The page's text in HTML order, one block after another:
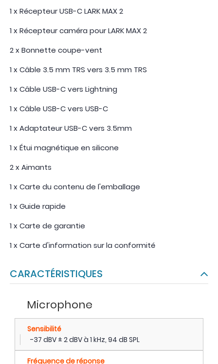
1 x Récepteur USB-C LARK MAX 2
1 x Récepteur caméra pour LARK MAX 2
2 x Bonnette coupe-vent
1 x Câble 3.5 mm TRS vers 3.5 mm TRS
1 x Câble USB-C vers Lightning
1 x Câble USB-C vers USB-C
1 x Adaptateur USB-C vers 3.5mm
1 x Étui magnétique en silicone
2 x Aimants
1 x Carte du contenu de l'emballage
1 x Guide rapide
1 x Carte de garantie
1 x Carte d'information sur la conformité
CARACTÉRISTIQUES
Microphone
Sensibilité
-37 dBV ± 2 dBV à 1 kHz, 94 dB SPL
Fréquence de réponse